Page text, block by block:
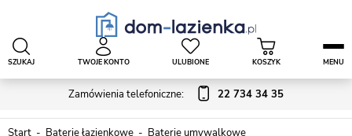
Zamówienia telefoniczne: 22 734 34 35
SZUKAJ TWOJE KONTO ULUBIONE KOSZYK MENU
Start Baterie łazienkowe Baterie umywalkowe